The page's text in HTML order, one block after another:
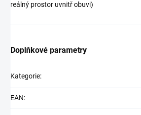
reálný prostor uvnitř obuvi)
Doplňkové parametry
Kategorie:
EAN: